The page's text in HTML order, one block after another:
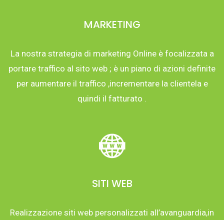
MARKETING
La nostra strategia di marketing Online è focalizzata a
portare traffico al sito web ; è un piano di azioni definite
per aumentare il traffico ,incrementare la clientela e
quindi il fatturato .
SITI WEB
Realizzazione siti web personalizzati all’avanguardia,in